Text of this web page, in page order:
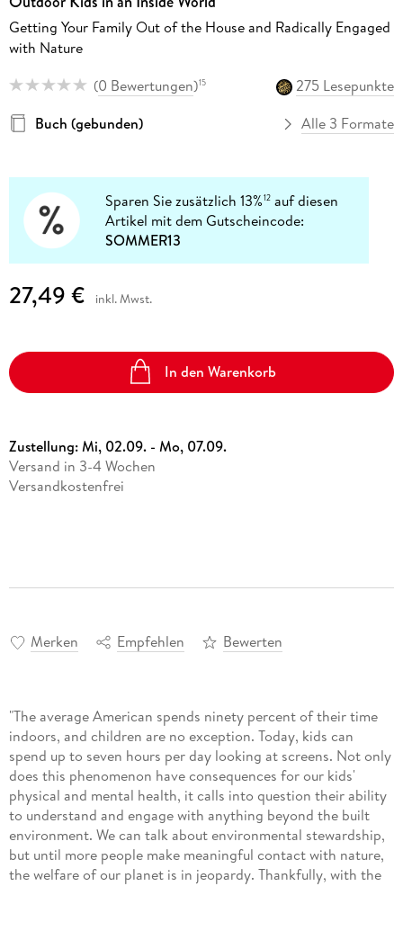
Getting Your Family Out of the House and Radically Engaged
with Nature
(0 Bewertungen)15
275 Lesepunkte
Buch (gebunden)
Alle 3 Formate
Sparen Sie zusätzlich 13%12 auf diesen
Artikel mit dem Gutscheincode:
SOMMER13
27,49 € inkl. Mwst.
In den Warenkorb
Zustellung:Mi, 02.09. - Mo, 07.09.
Versand in 3-4 Wochen
Versandkostenfrei
Merken Empfehlen Bewerten
"The average American spends ninety percent of their time
indoors, and children are no exception. Today, kids can
spend up to seven hours per day looking at screens. Not only
does this phenomenon have consequences for our kids'
physical and mental health, it calls into question their ability
to understand and engage with anything beyond the built
environment. We can talk about environmental stewardship,
but until more people make meaningful contact with nature,
the welfare of our planet is in jeopardy. Thankfully, with the